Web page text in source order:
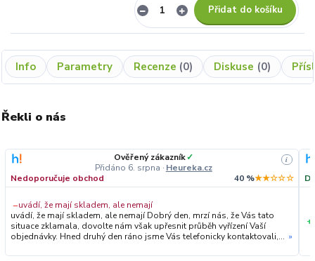
Přidat do košíku
Info Parametry Recenze 0 Diskuse 0
Řekli o nás
Ověřený zákazník✓
Přidáno 6. srpna · Heureka.cz
i
Nedoporučuje obchod 40 %★★☆☆☆
−uvádí, že mají skladem, ale nemají
uvádí, že mají skladem, ale nemají Dobrý den, mrzí nás, že Vás tato
situace zklamala, dovolte nám však upřesnit průběh vyřízení Vaší
objednávky. Hned druhý den ráno jsme Vás telefonicky kontaktovali,
prověřovali jeho dostupnost přímo u dodavatele. Jelikož zboží
»
+